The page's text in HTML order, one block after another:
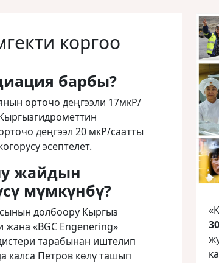
коргоо
барбы?
орточо деңгээли 17мкР/
деңгээл 20 мкР/саатты
эсептелет.
жайдын
мүмкүнбү?
долбоору Кыргыз
жана «BGC Engenering»
тарабынан иштелип
калса Петров көлү ташып